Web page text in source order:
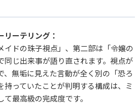
リーテリング：
イドの珠子視点」、第二部は「令嬢の
同じ出来事が語り直されます。視点が
、無垢に見えた言動が全く別の「恐ろ
持っていたことが判明する構成は、ミ
て最高級の完成度です。